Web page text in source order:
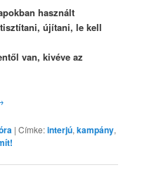
használt
újítani, le kell
van, kivéve az
|Címke:interjú,kampány,